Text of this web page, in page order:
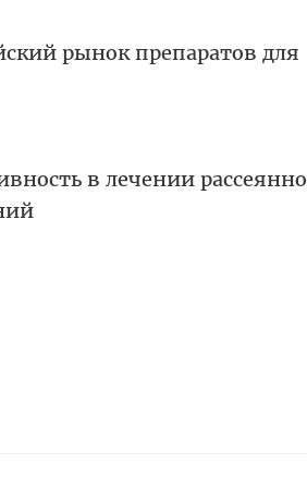
рынок препаратов для
в лечении